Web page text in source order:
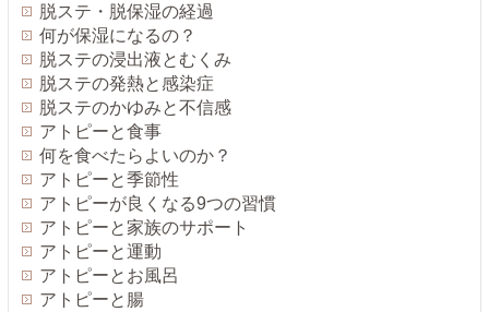
脱ステ・脱保湿の経過
何が保湿になるの？
脱ステの浸出液とむくみ
脱ステの発熱と感染症
脱ステのかゆみと不信感
アトピーと食事
何を食べたらよいのか？
アトピーと季節性
アトピーが良くなる9つの習慣
アトピーと家族のサポート
アトピーと運動
アトピーとお風呂
アトピーと腸